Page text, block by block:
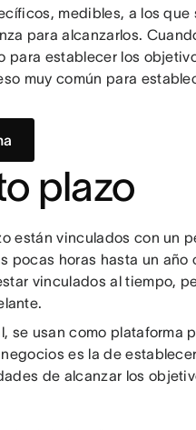
medibles, a los que
para alcanzarlos.
para establecer los
muy común para
plazo
están vinculados con un
pocas horas hasta un año
vinculados al tiempo,
se usan como plataforma
es la de
de alcanzar los